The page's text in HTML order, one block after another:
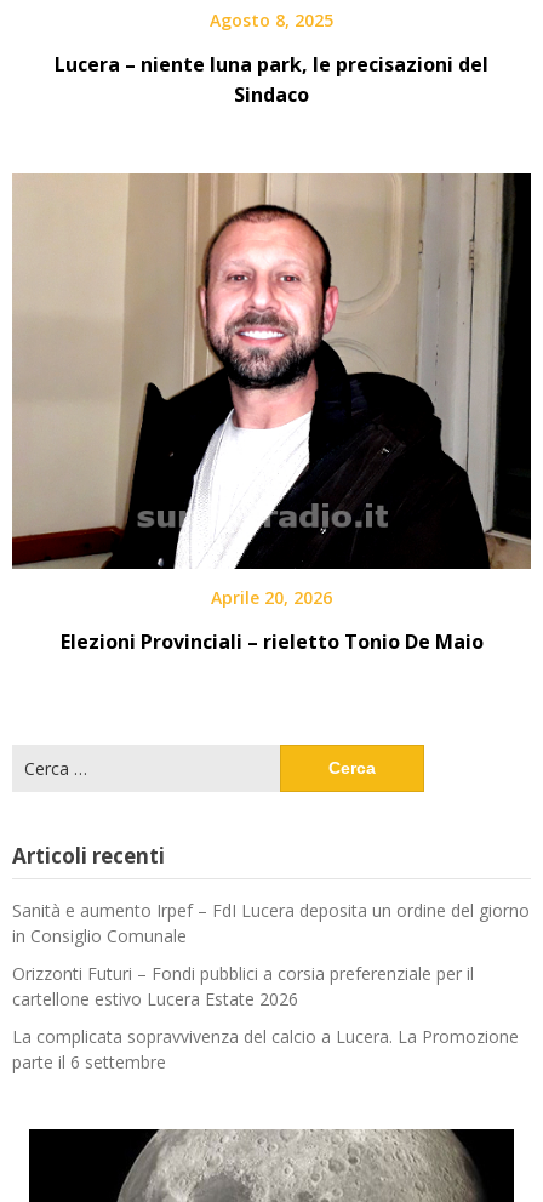
Agosto 8, 2025
Lucera – niente luna park, le precisazioni del
Sindaco
Aprile 20, 2026
Elezioni Provinciali – rieletto Tonio De Maio
per:
Articoli recenti
Sanità e aumento Irpef – FdI Lucera deposita un ordine del giorno
in Consiglio Comunale
Orizzonti Futuri – Fondi pubblici a corsia preferenziale per il
cartellone estivo Lucera Estate 2026
La complicata sopravvivenza del calcio a Lucera. La Promozione
parte il 6 settembre